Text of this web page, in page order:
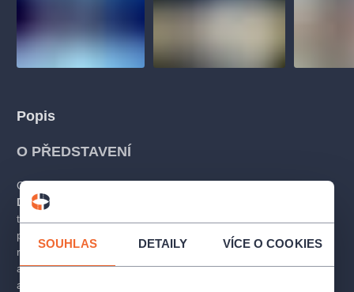
SOUHLAS DETAILY VÍCE O COOKIES
Popis
O PŘEDSTAVENÍ
Operní příběh volně zpracovaný
Dáma s kaméliemi
touze vymanit se z konvencí dobové společnosti dojímá
posluchače již více než 150 let. Jímavá Verdiho hudba
romanticky idealizuje
nešťastnou lásku Violetty k Alfrédovi
a oslovuje více než teatrální efektností především hlubokou
a emotivní lyrikou.